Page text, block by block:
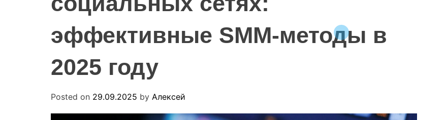
a
эффективные SMM-методы в
2025 году
Posted on 29.09.2025 by Алексей